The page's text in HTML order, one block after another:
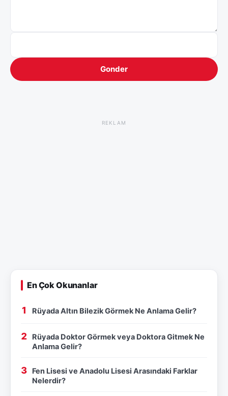
Gonder
REKLAM
En Çok Okunanlar
Rüyada Altın Bilezik Görmek Ne Anlama Gelir?
Rüyada Doktor Görmek veya Doktora Gitmek Ne
Anlama Gelir?
Fen Lisesi ve Anadolu Lisesi Arasındaki Farklar
Nelerdir?